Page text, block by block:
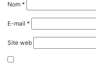
Nom *
E-mail *
Site web